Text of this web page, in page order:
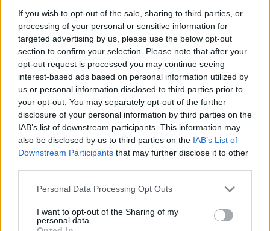
If you wish to opt-out of the sale, sharing to third parties, or
processing of your personal or sensitive information for
targeted advertising by us, please use the below opt-out
section to confirm your selection. Please note that after your
opt-out request is processed you may continue seeing
interest-based ads based on personal information utilized by
us or personal information disclosed to third parties prior to
your opt-out. You may separately opt-out of the further
disclosure of your personal information by third parties on the
IAB’s list of downstream participants. This information may
also be disclosed by us to third parties on the IAB’s List of
Downstream Participants that may further disclose it to other
Please note that this website/app uses one or more Google
not limited to your visit or usage behaviour. You may click to
grant or deny consent to Google and its third-party tags to
Personal Data Processing Opt Outs
I want to opt-out of the Sharing of my
personal data.
Az ügyfélszolgálat nagyon fontos a
marketingtevékenységhez, ha terméket értékesít. Ha
vállalkozása növekszik, győződjön meg róla, hogy
ügyfélszolgálati csapatot keres. Ezt a feladatot
kiszervezheti az interneten nagy áron, vagy partnere
lehet olyan emberekkel, akikben megbízik, és
megoszthatja ezt a felelősséget házon belül.
Amikor valaki feliratkozik az e -mailjeire, azonnal
tudassa vele, mire számíthat. Küldjön nekik egy e -
mailt, amelyben megerősítik előfizetésüket, és
tudassa velük, hogy mire számíthatnak az egyes e -
biztosítsanak számukra, hogy visszalépjenek, ha
véletlenül regisztráltak, vagy már nem érdekelnek,